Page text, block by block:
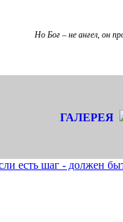
Но Бог – не ангел, он
ГАЛЕРЕЯ